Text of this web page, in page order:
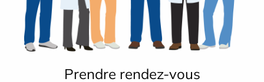
Prendre rendez-vous